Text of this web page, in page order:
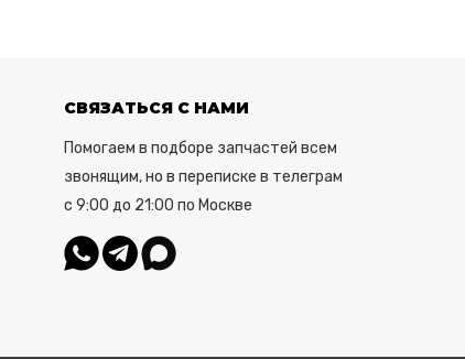
СВЯЗАТЬСЯ С НАМИ
Помогаем в подборе запчастей всем
звонящим, но в переписке в телеграм
с 9:00 до 21:00 по Москве